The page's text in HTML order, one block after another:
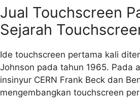
Jual Touchscreen
Sejarah
Ide touchscreen pertama kali
Johnson pada tahun 1965. Pada
insinyur CERN Frank Beck dan
mengembangkan touchscreen